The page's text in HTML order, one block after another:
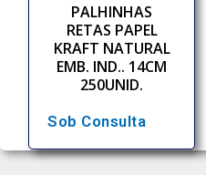
PALHINHAS
RETAS PAPEL
KRAFT NATURAL
EMB. IND.. 14CM
250UNID.
Sob Consulta